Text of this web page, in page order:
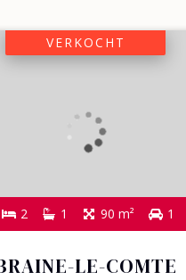
2 1 90 m² 1
VERKOCHT
LE-COMTE